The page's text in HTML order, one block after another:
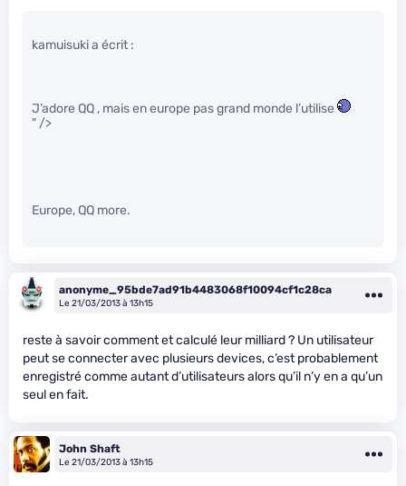
kamuisuki a écrit :
J’adore QQ , mais en europe pas grand monde l’utilise
" />
Europe, QQ more.
anonyme_95bde7ad91b4483068f10094cf1c28ca
Le 21/03/2013 à 13h15
reste à savoir comment et calculé leur milliard ? Un utilisateur
peut se connecter avec plusieurs devices, c’est probablement
enregistré comme autant d’utilisateurs alors qu’il n’y en a qu’un
seul en fait.
John Shaft
Le 21/03/2013 à 13h15